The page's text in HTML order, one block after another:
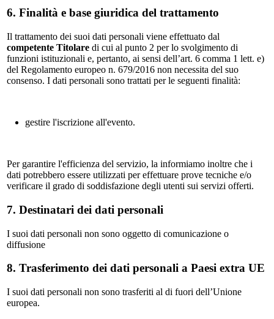
6. Finalità e base giuridica del trattamento
Il trattamento dei suoi dati personali viene effettuato dal
competente Titolare di cui al punto 2 per lo svolgimento di
funzioni istituzionali e, pertanto, ai sensi dell’art. 6 comma 1 lett. e)
del Regolamento europeo n. 679/2016 non necessita del suo
consenso. I dati personali sono trattati per le seguenti finalità:
gestire l'iscrizione all'evento.
Per garantire l'efficienza del servizio, la informiamo inoltre che i
dati potrebbero essere utilizzati per effettuare prove tecniche e/o
verificare il grado di soddisfazione degli utenti sui servizi offerti.
7. Destinatari dei dati personali
I suoi dati personali non sono oggetto di comunicazione o
diffusione
8. Trasferimento dei dati personali a Paesi extra UE
I suoi dati personali non sono trasferiti al di fuori dell’Unione
europea.